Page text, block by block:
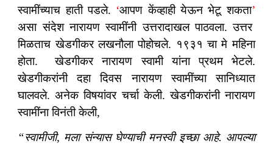
स्वामींच्याच हाती पडले. ‘आपण केंव्हाही येऊन भेटू शकता’
असा संदेश नारायण स्वामींनी उत्तरादाखल पाठवला. उत्तर
मिळताच खेडगीकर लखनौला पोहोचले. १९३१ चा मे महिना
होता. खेडगीकर नारायण स्वामी यांना प्रथम भेटले.
खेडगीकरांनी दहा दिवस नारायण स्वामींच्या सानिध्यात
घालवले. अनेक विषयांवर चर्चा केली. खेडगीकरांनी नारायण
स्वामींना विनंती केली,
“स्वामीजी, मला संन्यास घेण्याची मनस्वी इच्छा आहे. आपल्या